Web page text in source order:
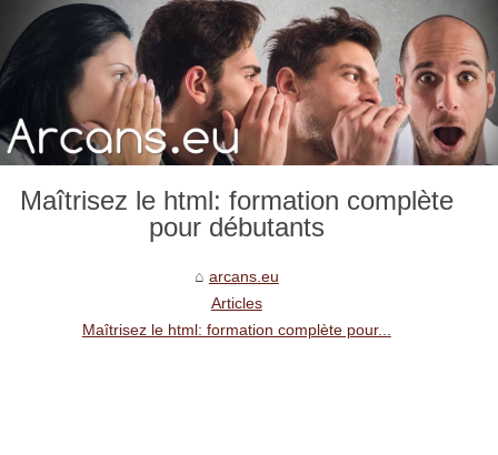
Maîtrisez le html: formation complète
pour débutants
arcans.eu
Articles
Maîtrisez le html: formation complète pour...